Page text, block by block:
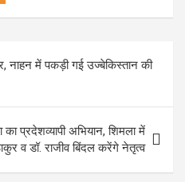
नाहन में पकड़ी गई उज्बेकिस्तान की
प्रदेशव्यापी अभियान, शिमला में
व डॉ. राजीव बिंदल करेंगे नेतृत्व